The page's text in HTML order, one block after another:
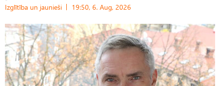
Izglītība un jaunieši 19:50, 6. Aug, 2026